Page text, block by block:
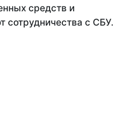
средств и
сотрудничества с СБУ.